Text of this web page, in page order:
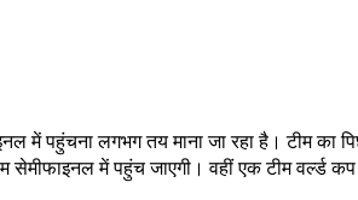
पहुंचना लगभग तय माना जा रहा है। टीम का
में पहुंच जाएगी। वहीं एक टीम वर्ल्ड कप